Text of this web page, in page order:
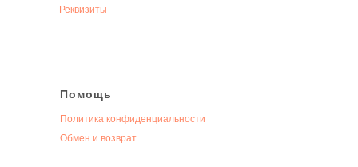
Реквизиты
Помощь
Политика конфиденциальности
Обмен и возврат